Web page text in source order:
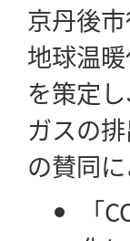
京丹後
地球温
を策定
ガスの
の賛同
「